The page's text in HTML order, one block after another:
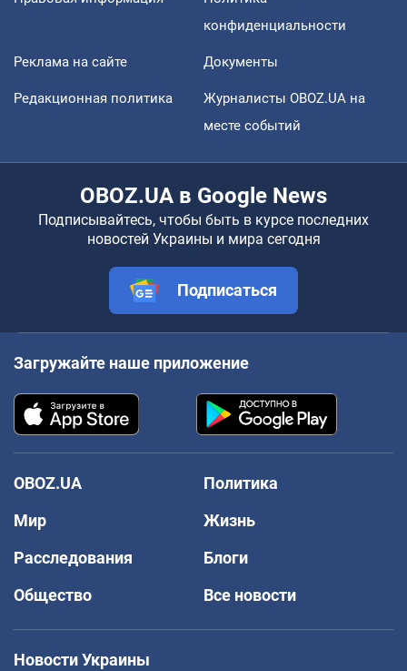
конфиденциальности
Реклама на сайте Документы
Редакционная политика
Журналисты OBOZ.UA на
месте событий
OBOZ.UA в Google News
Подписывайтесь, чтобы быть в курсе последних
новостей Украины и мира сегодня
Подписаться
Загружайте наше приложение
OBOZ.UA
Политика
Мир
Жизнь
Расследования
Блоги
Общество
Все новости
Новости Украины